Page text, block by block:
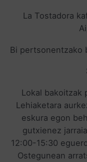
La Tostadora
Bi pertsonentzako
Lokal bakoitzak
Lehiaketara
eskura egon
gutxienez
12:00-15:30
Ostegunean